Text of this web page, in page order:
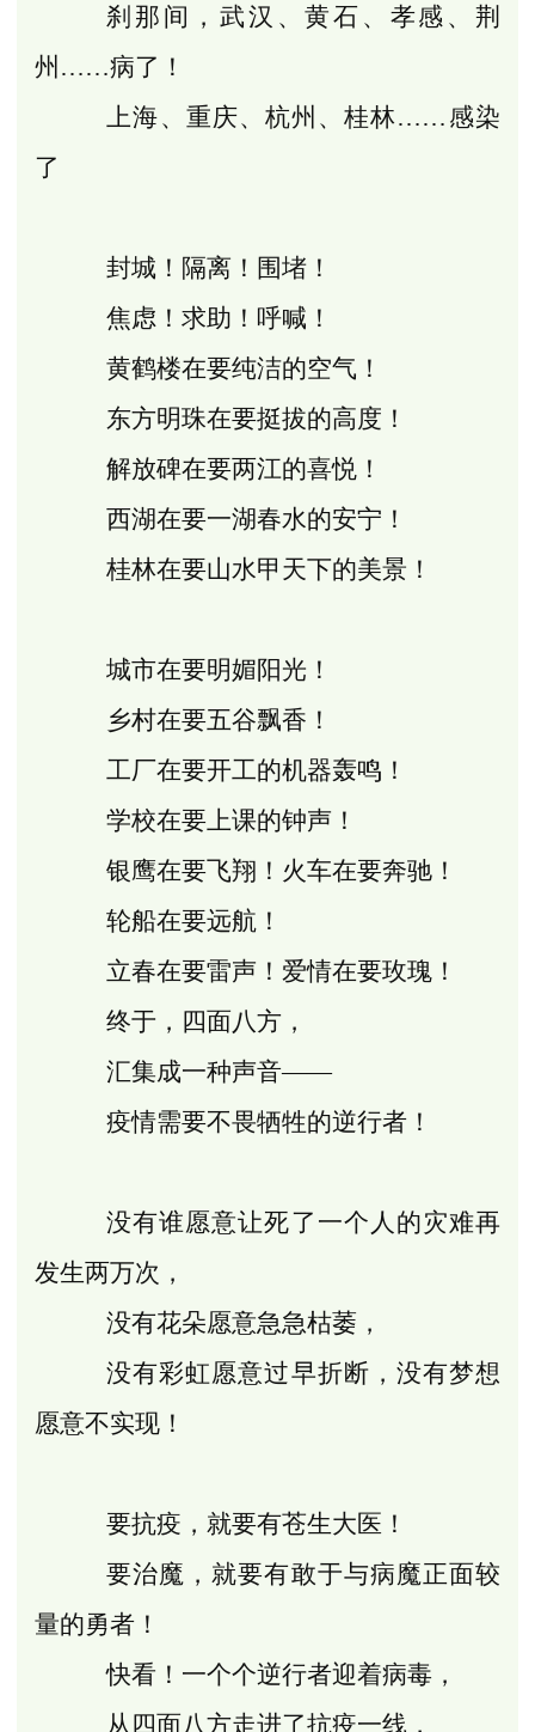
刹那间，武汉、黄石、孝感、荆
州……病了！
上海、重庆、杭州、桂林……感染
了
封城！隔离！围堵！
焦虑！求助！呼喊！
黄鹤楼在要纯洁的空气！
东方明珠在要挺拔的高度！
解放碑在要两江的喜悦！
西湖在要一湖春水的安宁！
桂林在要山水甲天下的美景！
城市在要明媚阳光！
乡村在要五谷飘香！
工厂在要开工的机器轰鸣！
学校在要上课的钟声！
银鹰在要飞翔！火车在要奔驰！
轮船在要远航！
立春在要雷声！爱情在要玫瑰！
终于，四面八方，
汇集成一种声音――
疫情需要不畏牺牲的逆行者！
没有谁愿意让死了一个人的灾难再
发生两万次，
没有花朵愿意急急枯萎，
没有彩虹愿意过早折断，没有梦想
愿意不实现！
要抗疫，就要有苍生大医！
要治魔，就要有敢于与病魔正面较
量的勇者！
快看！一个个逆行者迎着病毒，
从四面八方走进了抗疫一线，